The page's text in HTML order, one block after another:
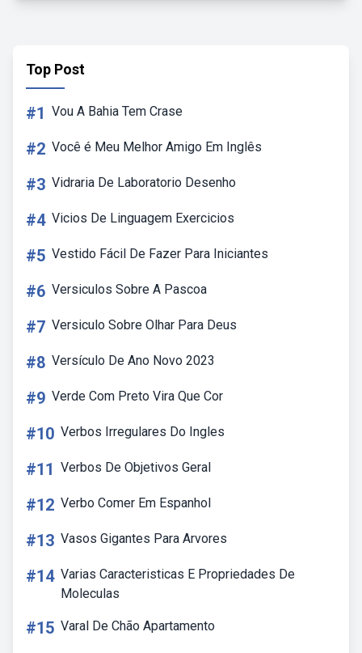
Top Post
#1 Vou A Bahia Tem Crase
#2 Você é Meu Melhor Amigo Em Inglês
#3 Vidraria De Laboratorio Desenho
#4 Vicios De Linguagem Exercicios
#5 Vestido Fácil De Fazer Para Iniciantes
#6 Versiculos Sobre A Pascoa
#7 Versiculo Sobre Olhar Para Deus
#8 Versículo De Ano Novo 2023
#9 Verde Com Preto Vira Que Cor
#10 Verbos Irregulares Do Ingles
#11 Verbos De Objetivos Geral
#12 Verbo Comer Em Espanhol
#13 Vasos Gigantes Para Arvores
#14 Varias Caracteristicas E Propriedades De
Moleculas
#15 Varal De Chão Apartamento